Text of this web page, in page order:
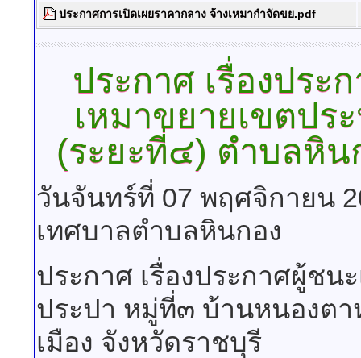
ประกาศการเปิดเผยราคากลาง จ้างเหมากำจัดขย.pdf
ประกาศ เรื่องประ
เหมาขยายเขตป
(ระยะที่๔) ตำบลหิน
วันจันทร์ที่ 07 พฤศจิกายน
เทศบาลตำบลหินกอง
ประกาศ เรื่องประกาศผู้ชน
ประปา หมู่ที่๓ บ้านหนองตา
เมือง จังหวัดราชบุรี